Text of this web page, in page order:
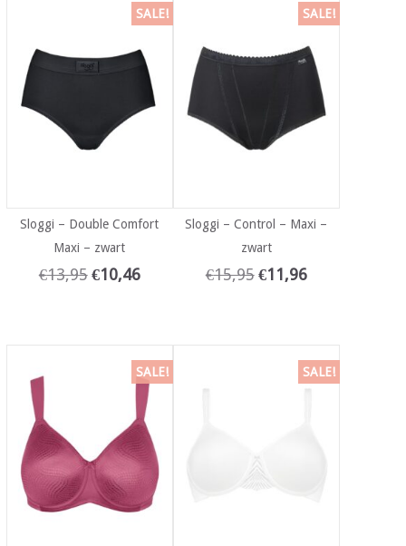
SALE!
Sloggi – Double Comfort
Maxi – zwart
€13,95 €10,46
SALE!
Sloggi – Control – Maxi –
zwart
€15,95 €11,96
SALE! SALE!